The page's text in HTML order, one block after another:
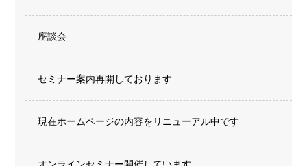
座談会
セミナー案内再開しております
現在ホームページの内容をリニューアル中です
オンラインセミナー開催しています